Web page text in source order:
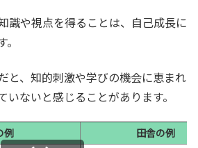
識や視点を得ることは、自己成長に
と、知的刺激や学びの機会に恵まれ
いないと感じることがあります。
例 田舎の例